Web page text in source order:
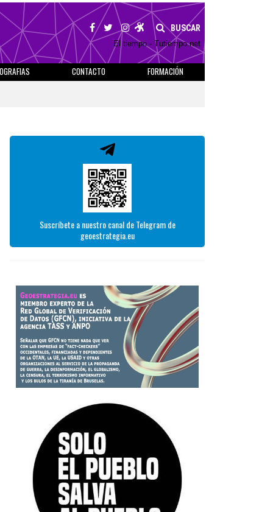
BUSCAR
El tiempo - Tutiempo.net
CONTACTO FORMACIÓN
Suscríbete a nuestro canal de Telegram de
geoestrategia.eu